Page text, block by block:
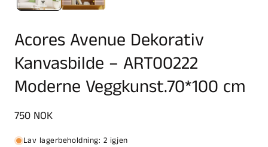
Acores Avenue Dekorativ
Kanvasbilde – ART00222
Moderne Veggkunst.70*100 cm
Vanlig
pris
750 NOK
Lav lagerbeholdning: 2 igjen